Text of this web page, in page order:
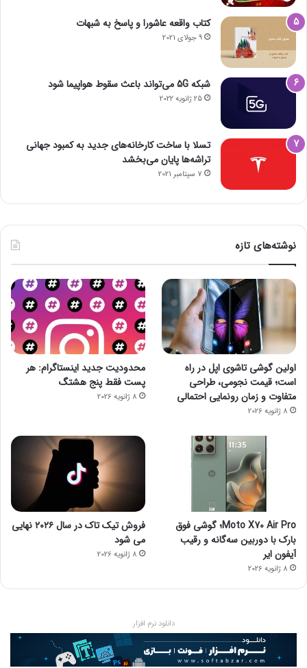
کتاب واقعه عاشورا و پاسخ به شبهات
9 جولای 2021
شبکه 5G می‌تواند باعث سقوط هواپیما شود
25 ژانویه 2022
تسلا با ساخت کارخانه‌های جدید به کمبود جهانی
تراشه‌ها پایان می‌بخشد
7 سپتامبر 2021
نوشته‌های تازه
اولین گوشی تاشوی اپل در راه
است؛ قیمت نجومی، طراحی
متفاوت و زمان رونمایی احتمالی
8 ژانویه 2026
محدودیت جدید اینستاگرام: هر
پست فقط پنج هشتگ
8 ژانویه 2026
Moto X70 Air Pro؛ گوشی فوق
بارک با دوربین سه‌گانه و رقیب
آیفون ایر
8 ژانویه 2026
فروش تیک تاک در سال ۲۰۲۶ نهایی
می شود
8 ژانویه 2026
دانلود نرم افزار